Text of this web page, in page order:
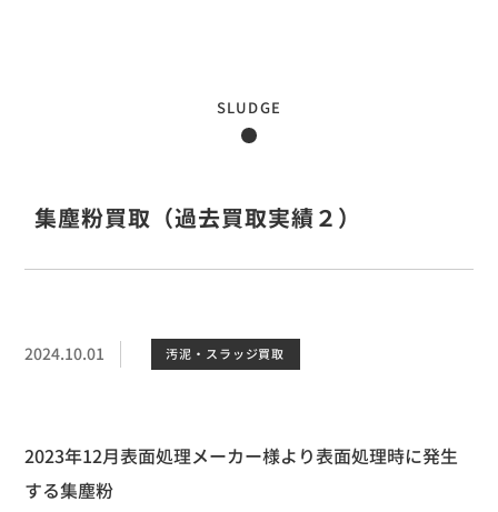
集塵粉買取（過去買取実績２）
SLUDGE
2024.10.01 汚泥・スラッジ買取
2023年12月表面処理メーカー様より表面処理時に発生
する集塵粉